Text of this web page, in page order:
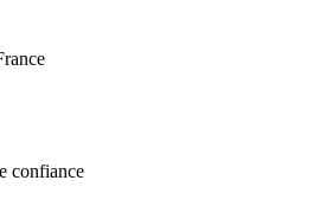
confiance